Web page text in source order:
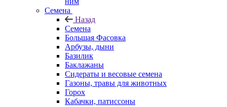
Семена
Назад
Семена
Большая Фасовка
Арбузы, дыни
Базилик
Баклажаны
Сидераты и весовые семена
Газоны, травы для животных
Горох
Кабачки, патиссоны